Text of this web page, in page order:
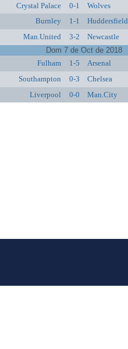
Crystal Palace
0-1 Wolves
Burnley
1-1 Huddersfield
Man.United
3-2 Newcastle
Dom 7 de Oct de 2018
Fulham
1-5 Arsenal
Southampton
0-3 Chelsea
Liverpool
0-0 Man.City